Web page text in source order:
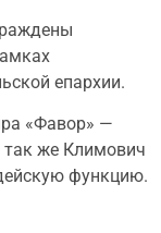
епархии.
«Фавор» —
так же Климович
функцию.